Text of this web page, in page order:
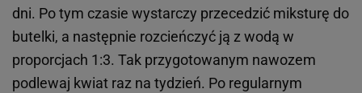
dni. Po tym czasie wystarczy przecedzić miksturę do
butelki, a następnie rozcieńczyć ją z wodą w
proporcjach 1:3. Tak przygotowanym nawozem
podlewaj kwiat raz na tydzień. Po regularnym